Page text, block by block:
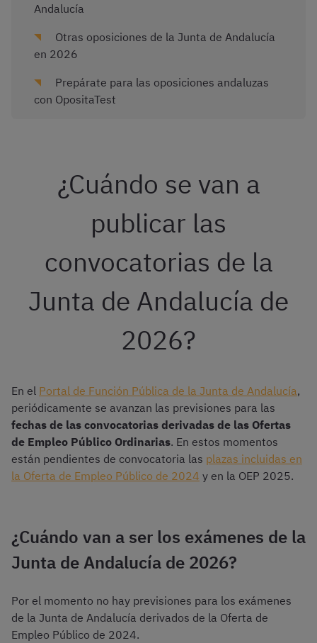
Andalucía
Otras oposiciones de la Junta de Andalucía
en 2026
Prepárate para las oposiciones andaluzas
con OpositaTest
¿Cuándo se van a
publicar las
convocatorias de la
Junta de Andalucía de
2026?
En el Portal de Función Pública de la Junta de Andalucía,
periódicamente se avanzan las previsiones para las
fechas de las convocatorias derivadas de las Ofertas
de Empleo Público Ordinarias. En estos momentos
están pendientes de convocatoria las plazas incluidas en
la Oferta de Empleo Público de 2024 y en la OEP 2025.
¿Cuándo van a ser los exámenes de la
Junta de Andalucía de 2026?
Por el momento no hay previsiones para los exámenes
de la Junta de Andalucía derivados de la Oferta de
Empleo Público de 2024.